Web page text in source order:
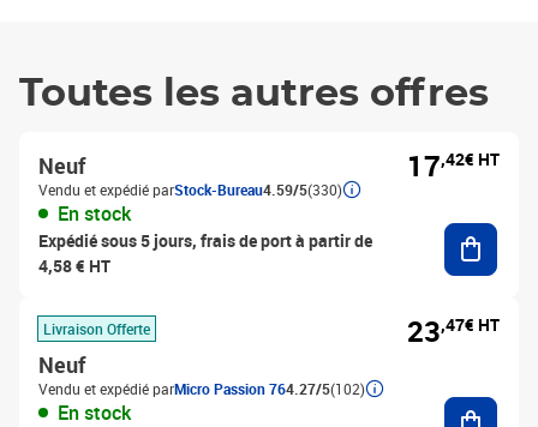
Toutes les autres offres
Neuf
Vendu et expédié parStock-Bureau4.59/5(330)
En stock
Expédié sous 5 jours, frais de port à partir de
4,58 € HT
17,42€ HT
Livraison Offerte
Neuf
Vendu et expédié parMicro Passion 764.27/5(102)
En stock
23,47€ HT